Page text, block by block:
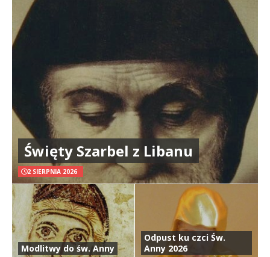
Święty Szarbel z Libanu
2 SIERPNIA 2026
Modlitwy do św. Anny
Odpust ku czci Św.
Anny 2026